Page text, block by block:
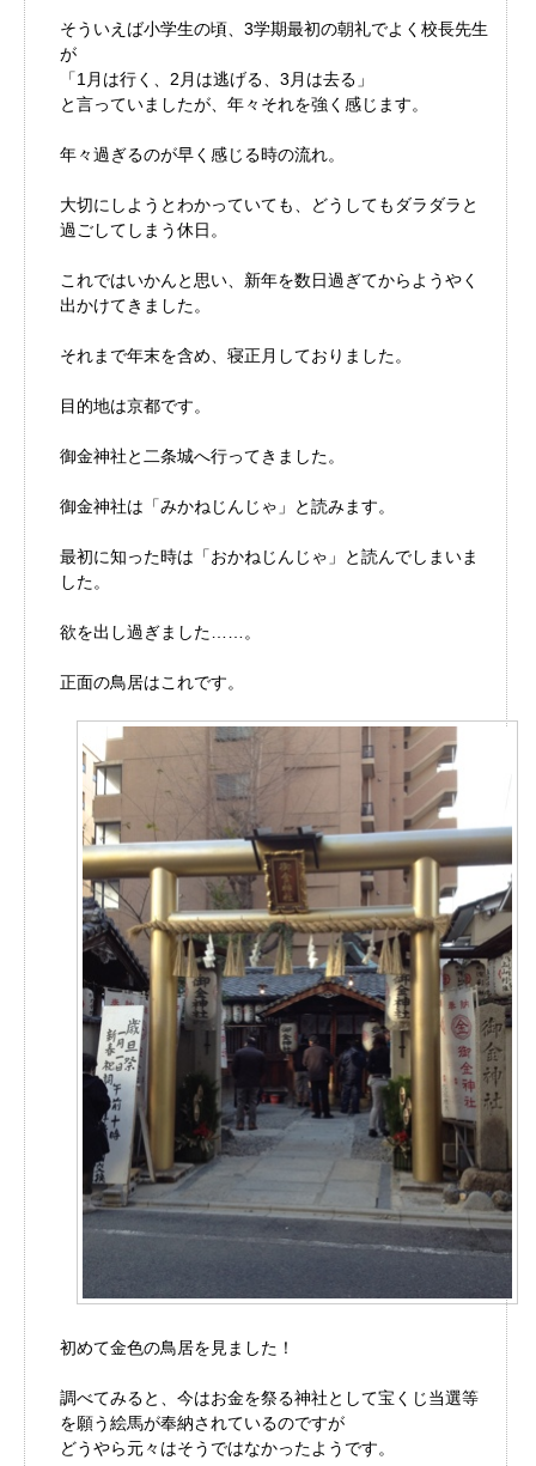
そういえば小学生の頃、3学期最初の朝礼でよく校長先生
が
「1月は行く、2月は逃げる、3月は去る」
と言っていましたが、年々それを強く感じます。
年々過ぎるのが早く感じる時の流れ。
大切にしようとわかっていても、どうしてもダラダラと
過ごしてしまう休日。
これではいかんと思い、新年を数日過ぎてからようやく
出かけてきました。
それまで年末を含め、寝正月しておりました。
目的地は京都です。
御金神社と二条城へ行ってきました。
御金神社は「みかねじんじゃ」と読みます。
最初に知った時は「おかねじんじゃ」と読んでしまいま
した。
欲を出し過ぎました……。
正面の鳥居はこれです。
初めて金色の鳥居を見ました！
調べてみると、今はお金を祭る神社として宝くじ当選等
を願う絵馬が奉納されているのですが
どうやら元々はそうではなかったようです。